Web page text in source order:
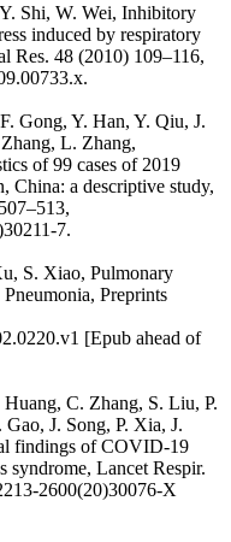
Shi, W. Wei, Inhibitory
induced by respiratory
Res. 48 (2010) 109–116,
Gong, Y. Han, Y. Qiu, J.
L. Zhang,
of 99 cases of 2019
China: a descriptive study,
7.
S. Xiao, Pulmonary
Preprints
[Epub ahead of
C. Zhang, S. Liu, P.
J. Song, P. Xia, J.
findings of COVID-19
syndrome, Lancet Respir.
2600(20)30076-X